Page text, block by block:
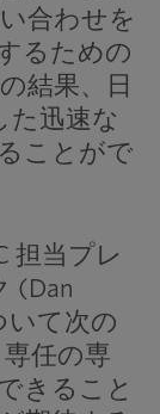
合わせを
るための
結果、日
た迅速な
ことがで
担当プレ
(Dan
いて次の
任の専
きること